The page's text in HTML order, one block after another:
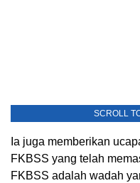
SCROLL
Ia juga memberikan
FKBSS yang telah
FKBSS adalah wadah